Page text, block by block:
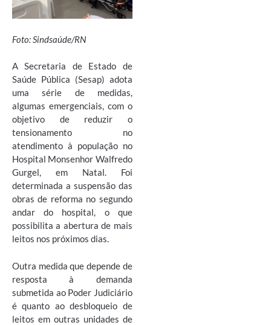
Foto: Sindsaúde/RN
A Secretaria de Estado de
Saúde Pública (Sesap) adota
uma série de medidas,
algumas emergenciais, com o
objetivo de reduzir o
tensionamento no
atendimento à população no
Hospital Monsenhor Walfredo
Gurgel, em Natal. Foi
determinada a suspensão das
obras de reforma no segundo
andar do hospital, o que
possibilita a abertura de mais
leitos nos próximos dias.
Outra medida que depende de
resposta à demanda
submetida ao Poder Judiciário
é quanto ao desbloqueio de
leitos em outras unidades de